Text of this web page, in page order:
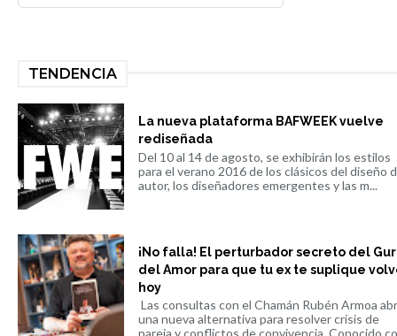
TENDENCIA
La nueva plataforma BAFWEEK vuelve
rediseñada
Del 10 al 14 de agosto, se exhibirán los estilos
para el verano 2016 de los clásicos del diseño
autor, los diseñadores emergentes y las m...
¡No falla! El perturbador secreto del
del Amor para que tu ex te suplique
hoy
Las consultas con el Chamán Rubén Armoa
una nueva alternativa para resolver crisis de